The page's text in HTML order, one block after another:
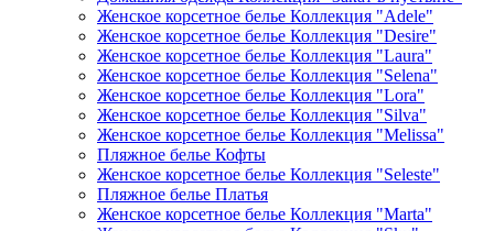
Женское корсетное белье Коллекция "Adele"
Женское корсетное белье Коллекция "Desire"
Женское корсетное белье Коллекция "Laura"
Женское корсетное белье Коллекция "Selena"
Женское корсетное белье Коллекция "Lora"
Женское корсетное белье Коллекция "Silva"
Женское корсетное белье Коллекция "Melissa"
Пляжное белье Кофты
Женское корсетное белье Коллекция "Seleste"
Пляжное белье Платья
Женское корсетное белье Коллекция "Marta"